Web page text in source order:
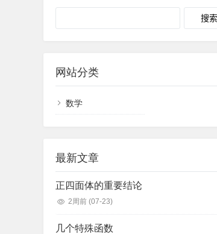
网站分类
数学
一次函数二次函数三角函数
高等数学
高等不等式
数学定义、原理
最新文章
正四面体的重要结论
2周前 (07-23)
几个特殊函数